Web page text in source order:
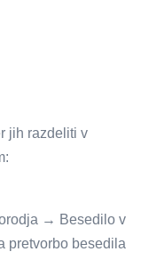
jih razdeliti v
→ Besedilo v
pretvorbo besedila